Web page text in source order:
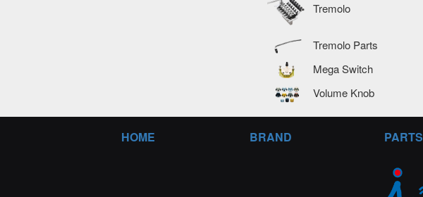
Tremolo
Tremolo Parts
Mega Switch
Volume Knob
HOME BRAND PARTS